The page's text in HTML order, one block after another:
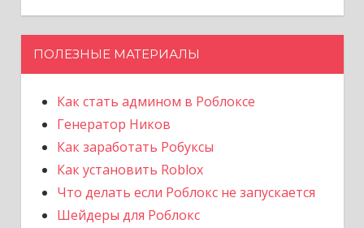
ПОЛЕЗНЫЕ МАТЕРИАЛЫ
Как стать админом в Роблоксе
Генератор Ников
Как заработать Робуксы
Как установить Roblox
Что делать если Роблокс не запускается
Шейдеры для Роблокс